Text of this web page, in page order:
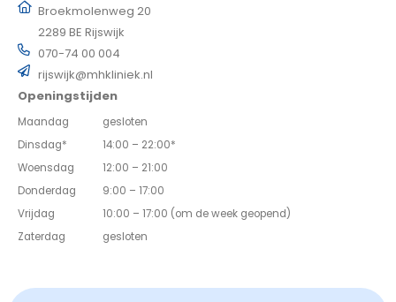
Broekmolenweg 20
2289 BE Rijswijk
070-74 00 004
rijswijk@mhkliniek.nl
Openingstijden
Maandag
gesloten
Dinsdag*
14:00 – 22:00*
Woensdag
12:00 – 21:00
Donderdag
9:00 – 17:00
Vrijdag
10:00 – 17:00 (om de week geopend)
Zaterdag
gesloten